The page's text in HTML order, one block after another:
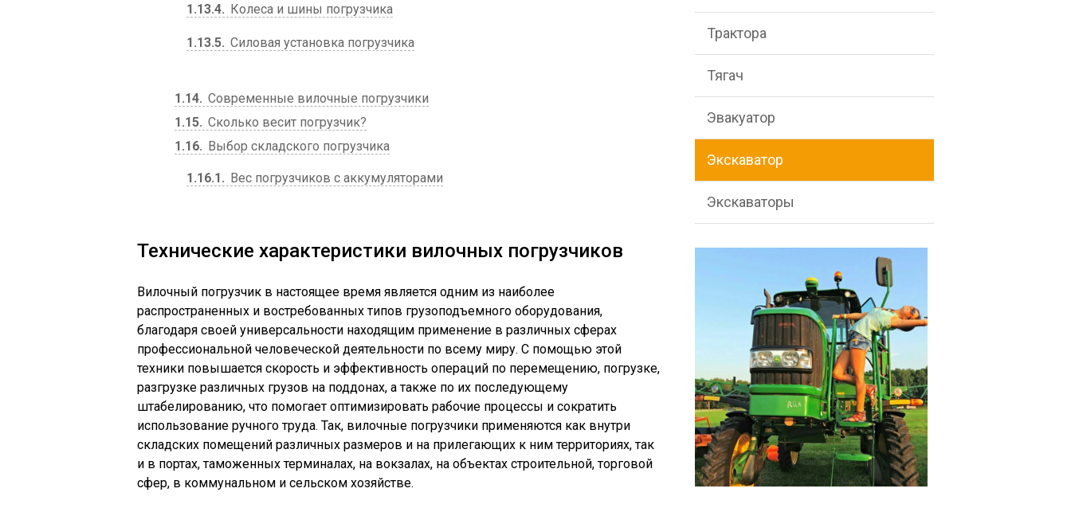
1.13.4 Колеса и шины погрузчика
1.13.5 Силовая установка погрузчика
1.14 Современные вилочные погрузчики
1.15 Сколько весит погрузчик?
1.16
Выбор складского погрузчика
1.16.1 Вес погрузчиков с аккумуляторами
Технические характеристики вилочных погрузчиков
Вилочный погрузчик в настоящее время является одним из наиболее
распространенных и востребованных типов грузоподъемного оборудования,
благодаря своей универсальности находящим применение в различных сферах
профессиональной человеческой деятельности по всему миру. С помощью этой
техники повышается скорость и эффективность операций по перемещению, погрузке,
разгрузке различных грузов на поддонах, а также по их последующему
штабелированию, что помогает оптимизировать рабочие процессы и сократить
использование ручного труда. Так, вилочные погрузчики применяются как внутри
складских помещений различных размеров и на прилегающих к ним территориях, так
и в портах, таможенных терминалах, на вокзалах, на объектах строительной, торговой
сфер, в коммунальном и сельском хозяйстве.
Трактора
Тягач
Эвакуатор
Экскаватор
Экскаваторы